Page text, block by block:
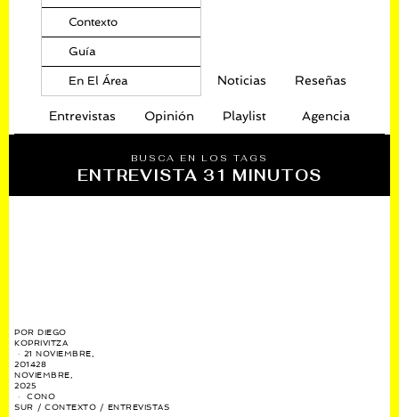
Contexto
Guía
En El Área Noticias Reseñas
Entrevistas Opinión Playlist Agencia
BUSCA EN LOS TAGS
ENTREVISTA 31 MINUTOS
PORDIEGO
KOPRIVITZA
21 NOVIEMBRE,
201428
NOVIEMBRE,
2025
CONO
SUR / CONTEXTO / ENTREVISTAS